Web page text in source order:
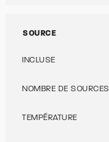
SOURCE
INCLUSE
NOMBRE DE SOURCES
TEMPÉRATURE